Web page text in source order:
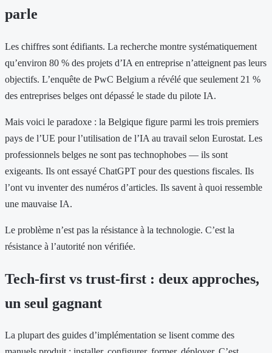
parle
Les chiffres sont édifiants. La recherche montre systématiquement
qu’environ 80 % des projets d’IA en entreprise n’atteignent pas leurs
objectifs. L’enquête de PwC Belgium a révélé que seulement 21 %
des entreprises belges ont dépassé le stade du pilote IA.
Mais voici le paradoxe : la Belgique figure parmi les trois premiers
pays de l’UE pour l’utilisation de l’IA au travail selon Eurostat. Les
professionnels belges ne sont pas technophobes — ils sont
exigeants. Ils ont essayé ChatGPT pour des questions fiscales. Ils
l’ont vu inventer des numéros d’articles. Ils savent à quoi ressemble
une mauvaise IA.
Le problème n’est pas la résistance à la technologie. C’est la
résistance à l’autorité non vérifiée.
Tech-first vs trust-first : deux approches,
un seul gagnant
La plupart des guides d’implémentation se lisent comme des